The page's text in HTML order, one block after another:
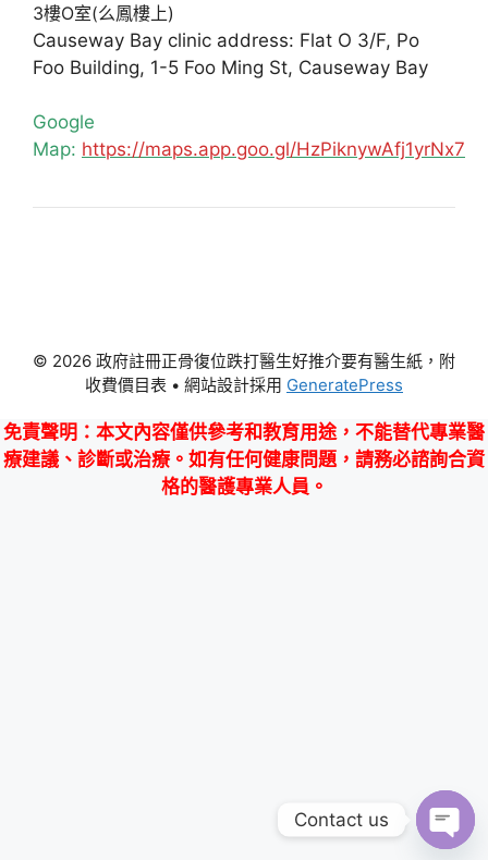
3樓O室(么鳳樓上)
Causeway Bay clinic address: Flat O 3/F, Po
Foo Building, 1-5 Foo Ming St, Causeway Bay
Google
Map: https://maps.app.goo.gl/HzPiknywAfj1yrNx7
© 2026 政府註冊正骨復位跌打醫生好推介要有醫生紙，附
收費價目表 • 網站設計採用 GeneratePress
免責聲明 ：本文內容僅供參考和教育用途，不能替代專業醫
療建議、診斷或治療。如有任何健康問題，請務必諮詢合資
格的醫護專業人員。
Contact us